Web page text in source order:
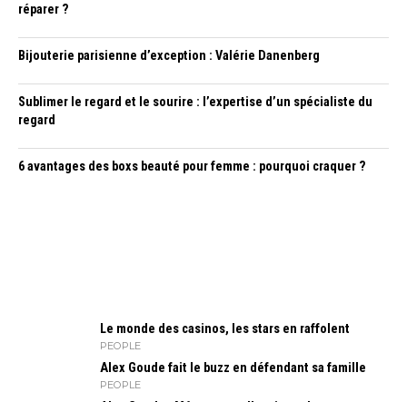
réparer ?
Bijouterie parisienne d’exception : Valérie Danenberg
Sublimer le regard et le sourire : l’expertise d’un spécialiste du
regard
6 avantages des boxs beauté pour femme : pourquoi craquer ?
Le monde des casinos, les stars en raffolent
PEOPLE
Alex Goude fait le buzz en défendant sa famille
PEOPLE